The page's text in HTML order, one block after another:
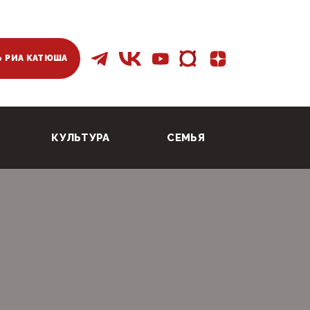
РИА КАТЮША
КУЛЬТУРА СЕМЬЯ